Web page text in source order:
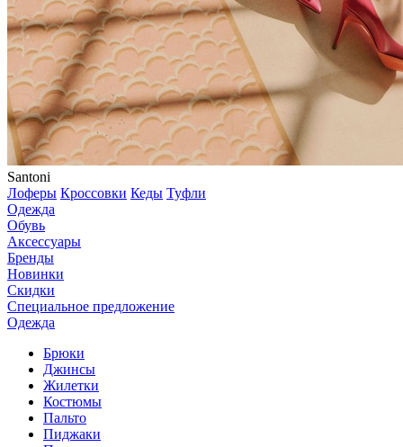
Santoni
Лоферы Кроссовки Кеды Туфли
Одежда
Обувь
Аксессуары
Бренды
Новинки
Скидки
Специальное предложение
Одежда
Брюки
Джинсы
Жилетки
Костюмы
Пальто
Пиджаки